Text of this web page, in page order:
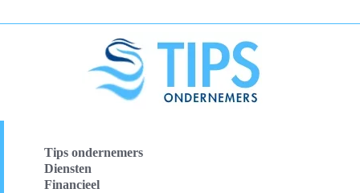
Tips ondernemers
Diensten
Financieel